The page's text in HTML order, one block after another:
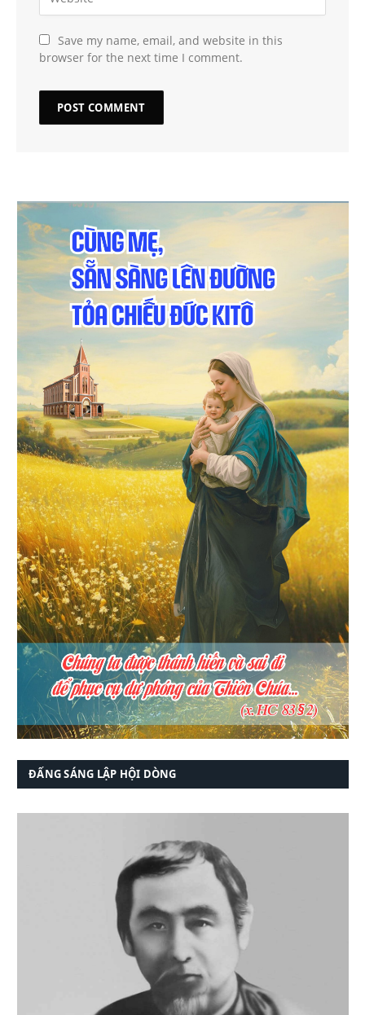
Save my name, email, and website in this
browser for the next time I comment.
ĐẤNG SÁNG LẬP HỘI DÒNG